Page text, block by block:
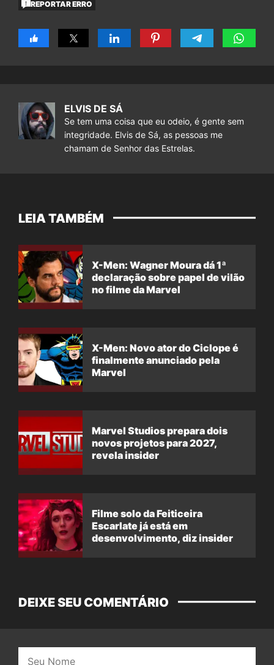
REPORTAR ERRO
ELVIS DE SÁ
Se tem uma coisa que eu odeio, é gente sem
integridade. Elvis de Sá, as pessoas me
chamam de Senhor das Estrelas.
LEIA TAMBÉM
X-Men: Wagner Moura dá 1ª
declaração sobre papel de vilão
no filme da Marvel
X-Men: Novo ator do Ciclope é
finalmente anunciado pela
Marvel
Marvel Studios prepara dois
novos projetos para 2027,
revela insider
Filme solo da Feiticeira
Escarlate já está em
desenvolvimento, diz insider
DEIXE SEU COMENTÁRIO